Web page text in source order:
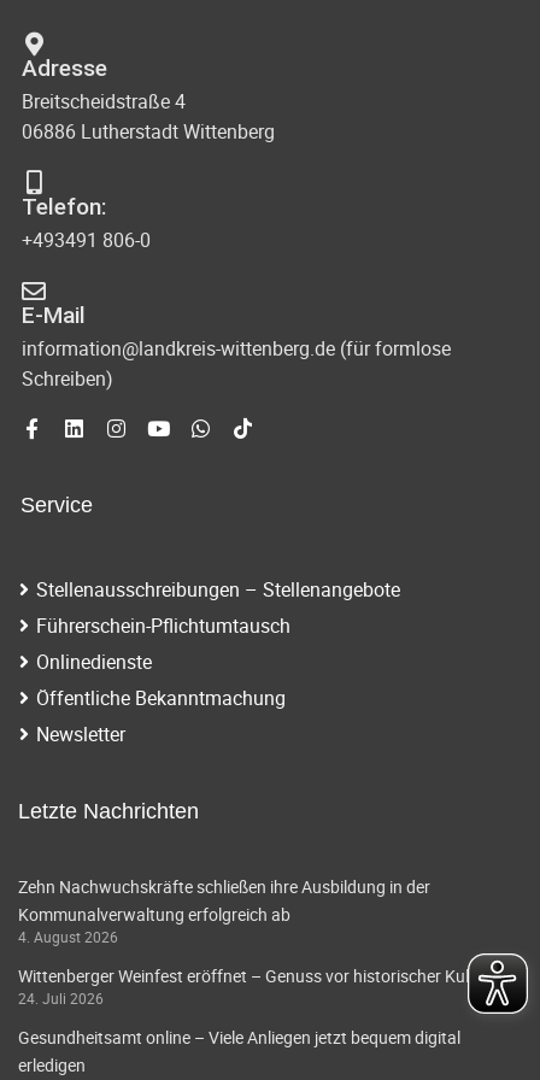
Adresse
Breitscheidstraße 4
06886 Lutherstadt Wittenberg
Telefon:
+493491 806-0
E-Mail
information@landkreis-wittenberg.de (für formlose
Schreiben)
Service
Stellenausschreibungen – Stellenangebote
Führerschein-Pflichtumtausch
Onlinedienste
Öffentliche Bekanntmachung
Newsletter
Letzte Nachrichten
Zehn Nachwuchskräfte schließen ihre Ausbildung in der
Kommunalverwaltung erfolgreich ab
4. August 2026
Wittenberger Weinfest eröffnet – Genuss vor historischer Kulisse
24. Juli 2026
Gesundheitsamt online – Viele Anliegen jetzt bequem digital
erledigen